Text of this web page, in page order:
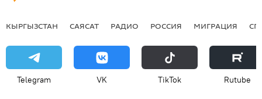
КЫРГЫЗСТАН САЯСАТ РАДИО РОССИЯ МИГРАЦИЯ
Telegram VK ТikТоk Rutube